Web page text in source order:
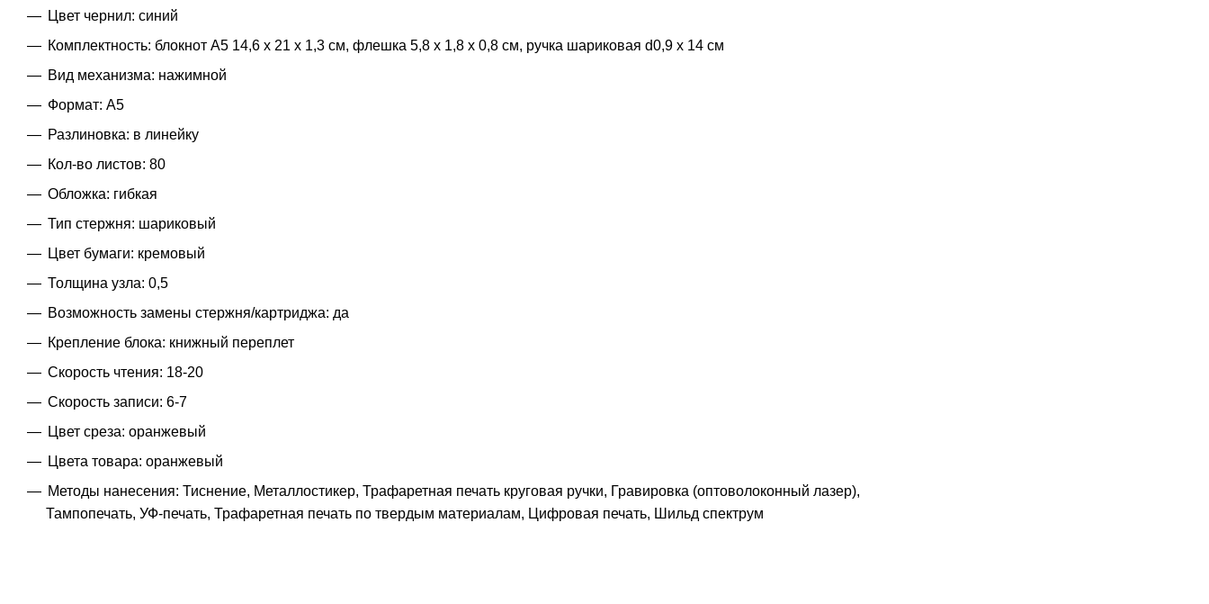
Цвет чернил: синий
Комплектность: блокнот А5 14,6 x 21 x 1,3 см, флешка 5,8 х 1,8 х 0,8 см, ручка шариковая d0,9 х 14 см
Вид механизма: нажимной
Формат: A5
Разлиновка: в линейку
Кол-во листов: 80
Обложка: гибкая
Тип стержня: шариковый
Цвет бумаги: кремовый
Толщина узла: 0,5
Возможность замены стержня/картриджа: да
Крепление блока: книжный переплет
Скорость чтения: 18-20
Скорость записи: 6-7
Цвет среза: оранжевый
Цвета товара: оранжевый
Методы нанесения: Тиснение, Металлостикер, Трафаретная печать круговая ручки, Гравировка (оптоволоконный лазер),
Тампопечать, УФ-печать, Трафаретная печать по твердым материалам, Цифровая печать, Шильд спектрум